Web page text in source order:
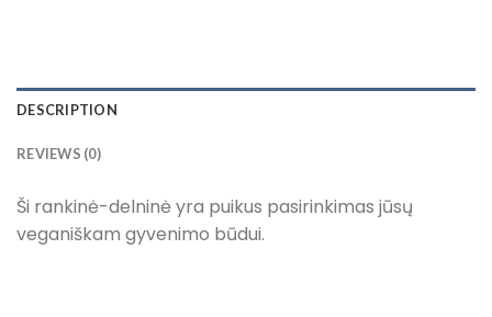
DESCRIPTION
REVIEWS (0)
Ši rankinė-delninė yra puikus pasirinkimas jūsų
veganiškam gyvenimo būdui.